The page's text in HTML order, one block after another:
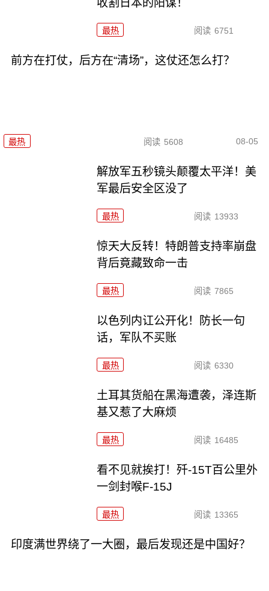
收割日本的阳谋！
最热 阅读 6751
前方在打仗，后方在“清场”，这仗还怎么打？
最热 阅读 5608 08-05
解放军五秒镜头颠覆太平洋！美
军最后安全区没了
最热 阅读 13933
惊天大反转！特朗普支持率崩盘
背后竟藏致命一击
最热 阅读 7865
以色列内讧公开化！防长一句
话，军队不买账
最热 阅读 6330
土耳其货船在黑海遭袭，泽连斯
基又惹了大麻烦
最热 阅读 16485
看不见就挨打！歼-15T百公里外
一剑封喉F-15J
最热 阅读 13365
印度满世界绕了一大圈，最后发现还是中国好？